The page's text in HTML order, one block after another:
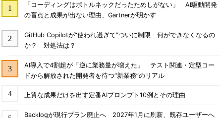
「コーディングはボトルネックだったためしがない」 AI駆動開発
の盲点と成果が出ない理由、Gartnerが明かす
GitHub Copilotが“使われ過ぎて”ついに制限 何ができなくなるの
か？ 対処法は？
AI導入で4割超が「逆に業務量が増えた」 テスト関連・定型コー
ドから解放された開発者を待つ“新業務”のリアル
上質な成果だけを出す定番AIプロンプト10例とその理由
Backlogが現行プラン廃止へ 2027年1月に刷新、既存ユーザーへ